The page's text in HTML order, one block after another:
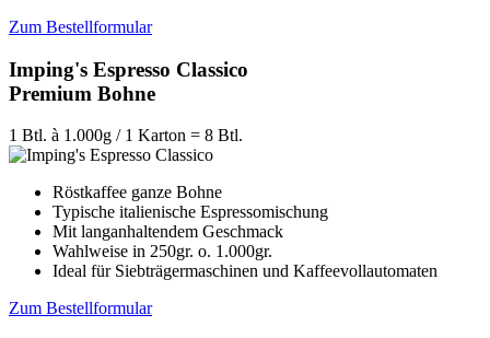
Zum Bestellformular
Imping's Espresso Classico
Premium Bohne
1 Btl. à 1.000g / 1 Karton = 8 Btl.
Röstkaffee ganze Bohne
Typische italienische Espressomischung
Mit langanhaltendem Geschmack
Wahlweise in 250gr. o. 1.000gr.
Ideal für Siebträgermaschinen und Kaffeevollautomaten
Zum Bestellformular